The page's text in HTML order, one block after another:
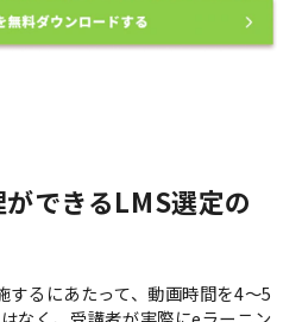
できるLMS選定の
するにあたって、動画時間を4〜5